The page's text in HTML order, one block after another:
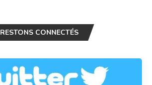
RESTONS CONNECTÉS